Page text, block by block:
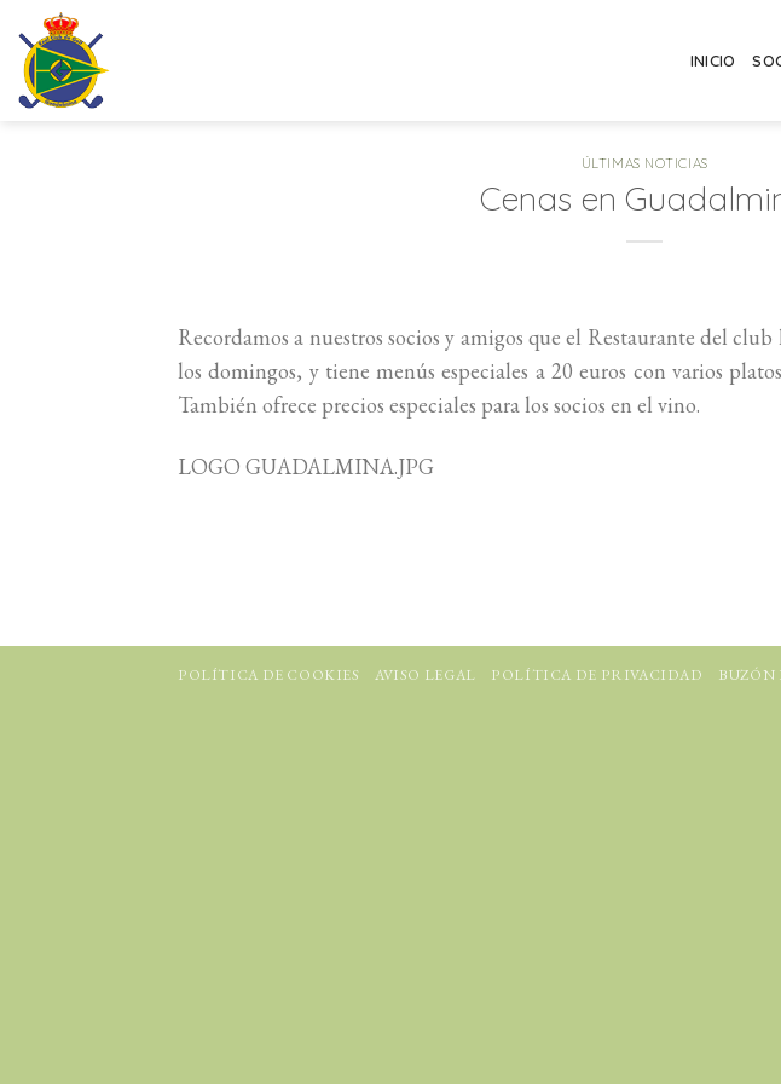
contenido
INICIO
ÚLTIMAS NOTICIAS
Cenas en
Recordamos a nuestros socios y amigos que el Restaurante del club
los domingos, y tiene menús especiales a 20 euros con varios
También ofrece precios especiales para los socios en el vino.
LOGO GUADALMINA.JPG
POLÍTICA DE COOKIES AVISO LEGAL POLÍTICA DE PRIVACIDAD BUZÓN